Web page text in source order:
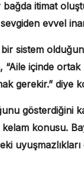
itimat
evvel
sistem
içinde
gerekir.” diye
gösterdiğini
konusu.